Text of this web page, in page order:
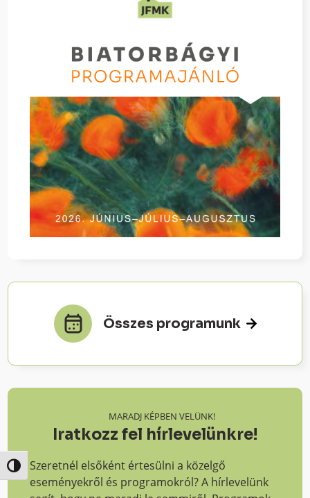
Nagy kontraszt váltása
Összes programunk
MARADJ KÉPBEN VELÜNK!
Iratkozz fel hírlevelünkre!
Szeretnél elsőként értesülni a közelgő
eseményekről és programokról? A hírlevelünk